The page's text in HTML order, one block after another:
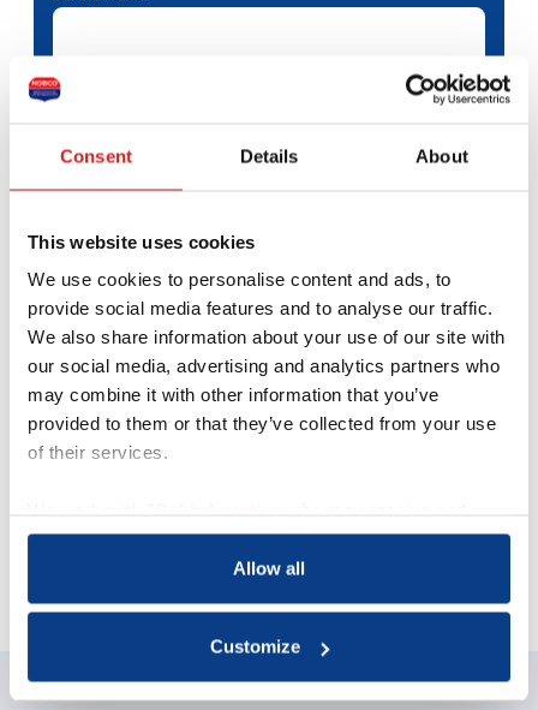
Consent Details About
This website uses cookies
We use cookies to personalise content and ads, to
provide social media features and to analyse our traffic.
We also share information about your use of our site with
our social media, advertising and analytics partners who
may combine it with other information that you’ve
provided to them or that they’ve collected from your use
of their services.
process your information.
Allow all
Customize
Acquisitie wordt niet op
prijs gesteld
Dit contactformulier is uitdrukkelijk niet
bedoeld voor acquisitie door bedrijven of
info@nobco.nl